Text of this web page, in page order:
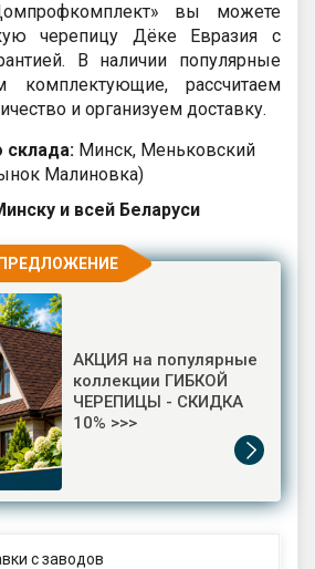
вы можете
черепицу Дёке Евразия с
В наличии популярные
комплектующие, рассчитаем
и организуем доставку.
склада: Минск, Меньковский
Малиновка)
и всей Беларуси
АКЦИЯ на популярные
коллекции ГИБКОЙ
ЧЕРЕПИЦЫ - СКИДКА
10% >>>
с заводов